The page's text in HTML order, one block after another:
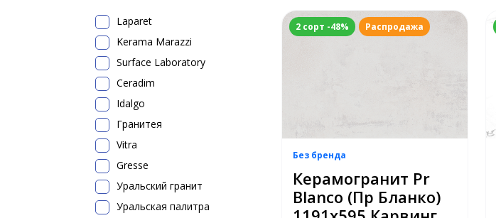
Laparet
Kerama Marazzi
Surface Laboratory
Ceradim
Idalgo
Гранитея
Vitra
Gresse
Уральский гранит
Уральская палитра
2 сорт -48% Распродажа
Без бренда
Керамогранит Pr
Blanco (Пр Бланко)